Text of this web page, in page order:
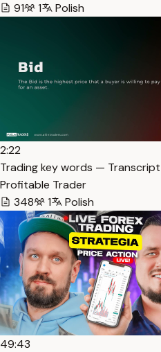
91 1 Polish
2:22
Trading key words — Transcript
Profitable Trader
348
1 Polish
49:43